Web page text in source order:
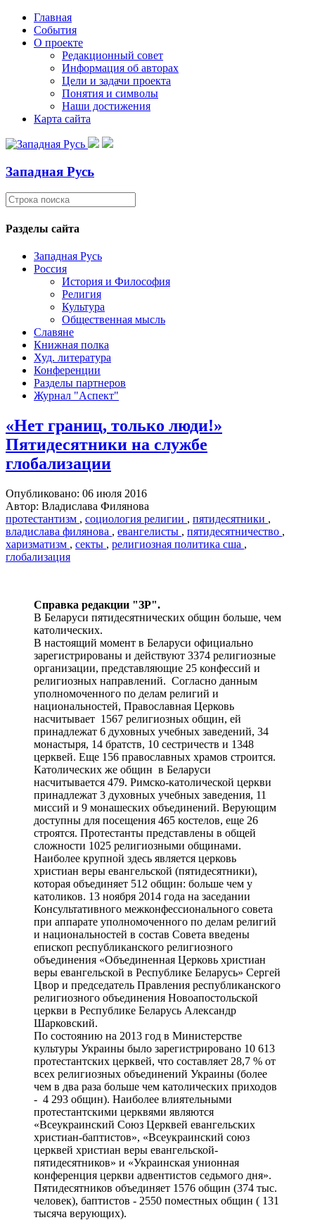
Главная
События
О проекте
Редакционный совет
Информация об авторах
Цели и задачи проекта
Понятия и символы
Наши достижения
Карта сайта
Западная Русь
Разделы сайта
Западная Русь
Россия
История и Философия
Религия
Культура
Общественная мысль
Славяне
Книжная полка
Худ. литература
Конференции
Разделы партнеров
Журнал "Аспект"
«Нет границ, только люди!»
Пятидесятники на службе
глобализации
Опубликовано: 06 июля 2016
Автор: Владислава Филянова
протестантизм , социология религии , пятидесятники ,
владислава филянова , евангелисты , пятидесятничество ,
харизматизм , секты , религиозная политика сша ,
глобализация
Справка редакции "ЗР".
В Беларуси пятидесятнических общин больше, чем
католических.
В настоящий момент в Беларуси официально
зарегистрированы и действуют 3374 религиозные
организации, представляющие 25 конфессий и
религиозных направлений. Согласно данным
уполномоченного по делам религий и
национальностей, Православная Церковь
насчитывает 1567 религиозных общин, ей
принадлежат 6 духовных учебных заведений, 34
монастыря, 14 братств, 10 сестричеств и 1348
церквей. Еще 156 православных храмов строится.
Католических же общин в Беларуси
насчитывается 479. Римско-католической церкви
принадлежат 3 духовных учебных заведения, 11
миссий и 9 монашеских объединений. Верующим
доступны для посещения 465 костелов, еще 26
строятся. Протестанты представлены в общей
сложности 1025 религиозными общинами.
Наиболее крупной здесь является церковь
христиан веры евангельской (пятидесятники),
которая объединяет 512 общин: больше чем у
католиков. 13 ноября 2014 года на заседании
Консультативного межконфессионального совета
при аппарате уполномоченного по делам религий
и национальностей в состав Совета введены
епископ республиканского религиозного
объединения «Объединенная Церковь христиан
веры евангельской в Республике Беларусь» Сергей
Цвор и председатель Правления республиканского
религиозного объединения Новоапостольской
церкви в Республике Беларусь Александр
Шарковский.
По состоянию на 2013 год в Министерстве
культуры Украины было зарегистрировано 10 613
протестантских церквей, что составляет 28,7 % от
всех религиозных объединений Украины (более
чем в два раза больше чем католических приходов
- 4 293 общин). Наиболее влиятельными
протестантскими церквями являются
«Всеукраинский Союз Церквей евангельских
христиан-баптистов», «Всеукраинский союз
церквей христиан веры евангельской-
пятидесятников» и «Украинская унионная
конференция церкви адвентистов седьмого дня».
Пятидесятников объединяет 1576 общин (374 тыс.
человек), баптистов - 2550 поместных общин ( 131
тысяча верующих).